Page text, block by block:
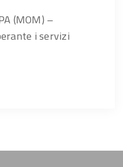
(MOM) –
i servizi